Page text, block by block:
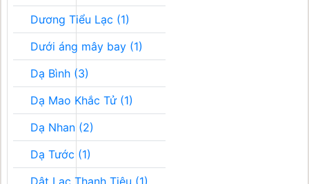
Dương Tiểu Lạc (1)
Dưới áng mây bay (1)
Dạ Bình (3)
Dạ Mao Khắc Tử (1)
Dạ Nhan (2)
Dạ Tước (1)
Dật Lạc Thanh Tiêu (1)